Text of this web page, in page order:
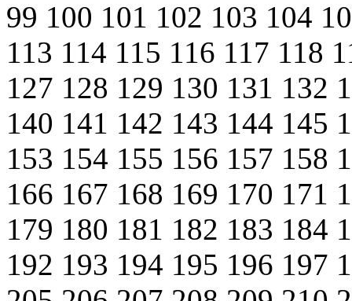
99 100 101 102 103 104
113 114 115 116 117 118
127 128 129 130 131 132
140 141 142 143 144 145
153 154 155 156 157 158
166 167 168 169 170 171
179 180 181 182 183 184
192 193 194 195 196 197